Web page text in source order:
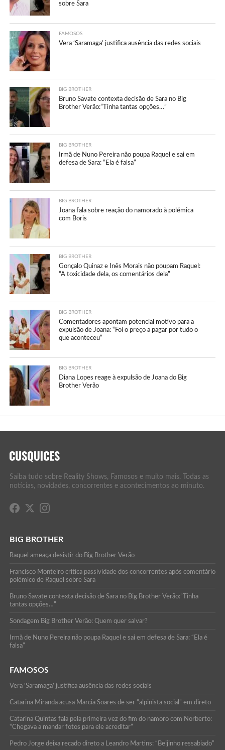
sobre Sara
FAMOSOS
Vera ‘Saramaga’ justifica ausência das redes sociais
BIG BROTHER
Bruno Savate contexta decisão de Sara no Big
Brother Verão:”Tinha tantas opções…”
BIG BROTHER
Irmã de Nuno Pereira não poupa Raquel e sai em
defesa de Sara: “Ela é falsa”
BIG BROTHER
Joana fala sobre reação do namorado à polémica
com Boris
BIG BROTHER
Gonçalo Quinaz e Inês Morais não poupam Raquel:
“A toxicidade dela, os comentários dela”
BIG BROTHER
Comentadores apontam potencial motivo para a
expulsão de Joana: “Foi o preço a pagar por tudo o
que aconteceu”
BIG BROTHER
Diana Lopes reage à expulsão de Joana do Big
Brother Verão
Saiba tudo sobre Reality Shows, Famosos e muito mais. Todas as
notícias, novidades, concorrentes e acontecimentos ao minuto.
BIG BROTHER
Raquel ameaça desistir do Big Brother Verão
Francisco Monteiro critica passividade dos concorrentes após comentário
polémico de Raquel sobre Sara
Bruno Savate contexta decisão de Sara no Big Brother Verão:”Tinha
tantas opções…”
Sondagem Big Brother Verão: Quem quer salvar?
Irmã de Nuno Pereira não poupa Raquel e sai em defesa de Sara: “Ela é
falsa”
FAMOSOS
Vera ‘Saramaga’ justifica ausência das redes sociais
Catarina Miranda acusa Marcia Soares de ser “alpinista social” em direto
Catarina Quintas fala pela primeira vez do fim do namoro com Norberto:
“Chegava a mandar fotos para ele acreditar”
Pedro Jorge deixa recado direto a Leandro Martins: “Beijinho ressabiado”